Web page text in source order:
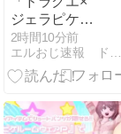
ジェラピケ」
コラボ開催！
1ヶ月限定装
備販売＆無料
（9月3日
（木）10:59ま
2時間10分前
エルおじ速報 ドラクエ10攻略まとめ